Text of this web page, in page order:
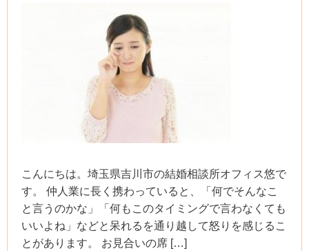
こんにちは。埼玉県吉川市の結婚相談所オフィス悠で
す。 仲人業に長く携わっていると、「何でそんなこ
と言うのかな」「何もこのタイミングで言わなくても
いいよね」などと呆れるを通り越して怒りを感じるこ
とがあります。 お見合いの席 […]